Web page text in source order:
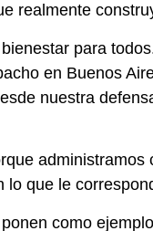
realmente
para
en Buenos
nuestra
que le
como